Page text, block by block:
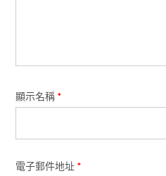
顯示名稱 *
電子郵件地址 *